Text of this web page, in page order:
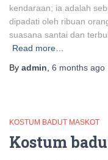
kendaraan; ia adalah
dipadati oleh ribuan
suasana santai dan
Read more…
By admin 6 months ago
KOSTUM BADUT MASKOT
Kostum